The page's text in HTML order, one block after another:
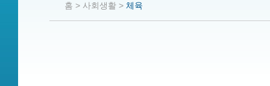
홈 > 사회생활 > 체육